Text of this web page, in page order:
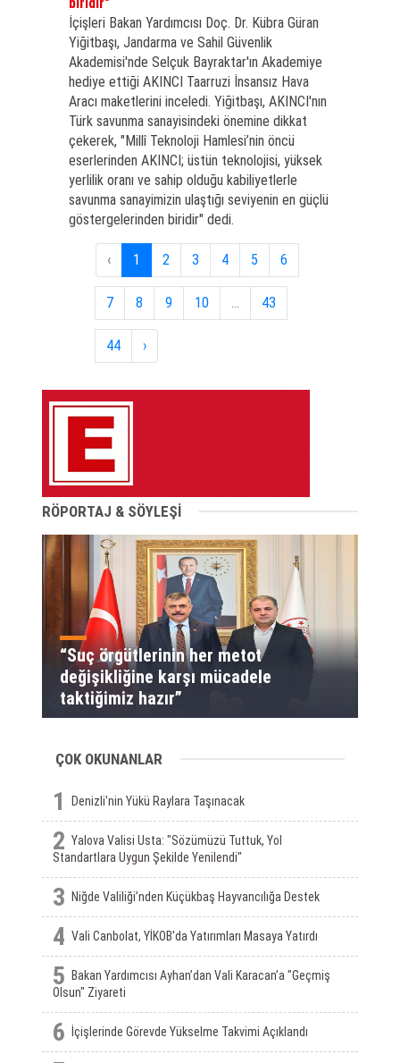
İçişleri Bakan Yardımcısı Doç. Dr. Kübra Güran
Yiğitbaşı, Jandarma ve Sahil Güvenlik
Akademisi'nde Selçuk Bayraktar'ın Akademiye
hediye ettiği AKINCI Taarruzi İnsansız Hava
Aracı maketlerini inceledi. Yiğitbaşı, AKINCI'nın
Türk savunma sanayisindeki önemine dikkat
çekerek, "Millî Teknoloji Hamlesi’nin öncü
eserlerinden AKINCI; üstün teknolojisi, yüksek
yerlilik oranı ve sahip olduğu kabiliyetlerle
savunma sanayimizin ulaştığı seviyenin en güçlü
göstergelerinden biridir" dedi.
‹ 1 2 3 4 5 6
7 8 9 10 ... 43
44 ›
RÖPORTAJ & SÖYLEŞİ
“Suç örgütlerinin her metot
değişikliğine karşı mücadele
taktiğimiz hazır”
ÇOK OKUNANLAR
1 Denizli'nin Yükü Raylara Taşınacak
2 Yalova Valisi Usta: "Sözümüzü Tuttuk, Yol
Standartlara Uygun Şekilde Yenilendi"
3 Niğde Valiliği’nden Küçükbaş Hayvancılığa Destek
4 Vali Canbolat, YİKOB'da Yatırımları Masaya Yatırdı
5
Bakan Yardımcısı Ayhan’dan Vali Karacan’a "Geçmiş
Olsun" Ziyareti
6 İçişlerinde Görevde Yükselme Takvimi Açıklandı